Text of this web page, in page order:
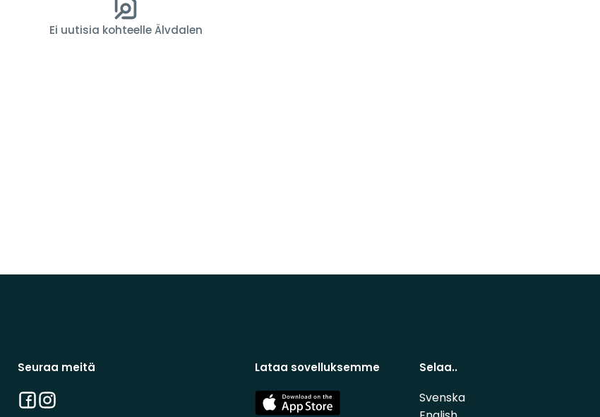
Ei uutisia kohteelle Älvdalen
Seuraa meitä
Facebook
Instagram
Lataa sovelluksemme
App
Store
Selaa..
Svenska